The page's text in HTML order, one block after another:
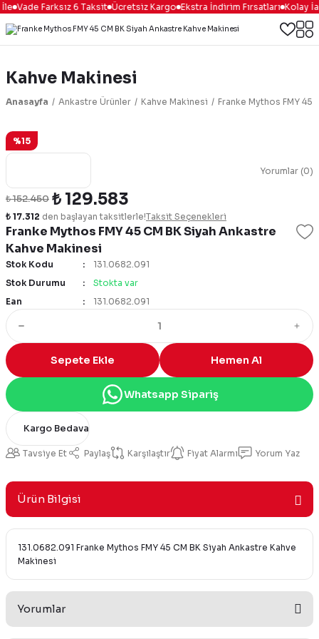
Vade Farksız 6 Taksit Ücretsiz Kargo Ekstra İndirim Fırsatları Kolay
Kahve Makinesi
Anasayfa Ankastre Ürünler Kahve Makinesi Franke Mythos FMY 45
%15
Yorumlar (0)
Franke Mythos FMY 45 CM BK Siyah Ankastre
Kahve Makinesi
₺ 152.450 ₺ 129.583
₺ 17.312 den başlayan taksitlerle!Taksit Seçenekleri
Stok Kodu
131.0682.091
Stok Durumu
Stokta var
Ean
131.0682.091
Sepete Ekle Hemen Al
Whatsapp Sipariş
Kargo Bedava
Tavsiye Et Paylaş Karşılaştır Fiyat Alarmı Yorum Yaz
Ürün Bilgisi
131.0682.091 Franke Mythos FMY 45 CM BK Siyah Ankastre Kahve
Makinesi
Yorumlar